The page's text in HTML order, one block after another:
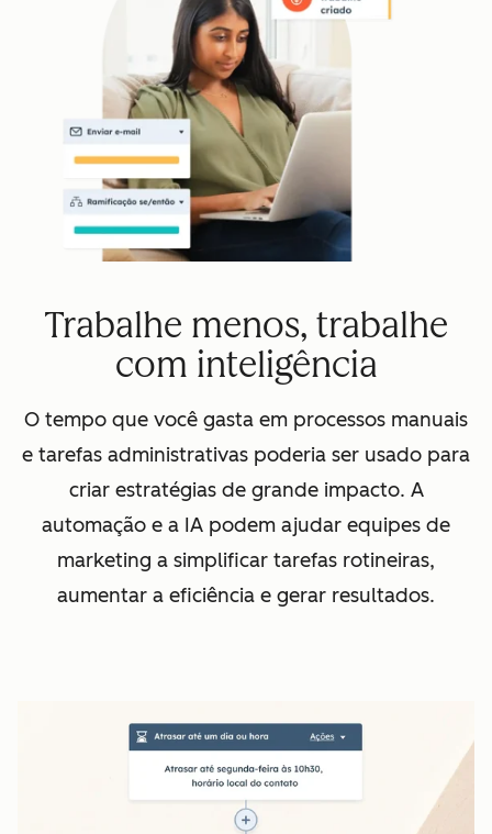
Trabalhe menos, trabalhe
com inteligência
O tempo que você gasta em processos manuais
e tarefas administrativas poderia ser usado para
criar estratégias de grande impacto. A
automação e a IA podem ajudar equipes de
marketing a simplificar tarefas rotineiras,
aumentar a eficiência e gerar resultados.